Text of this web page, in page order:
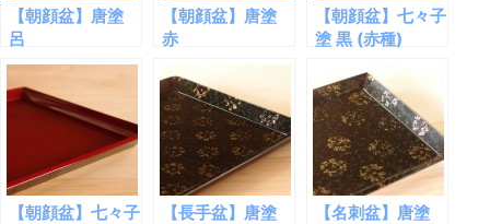
【朝顔盆】唐塗
呂
【朝顔盆】唐塗
赤
【朝顔盆】七々子
塗 黒 (赤種)
【朝顔盆】七々子
【長手盆】唐塗
【名刺盆】唐塗